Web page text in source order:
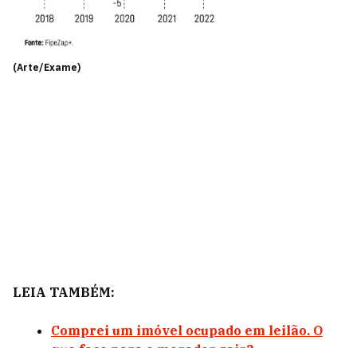
(Arte/Exame)
LEIA TAMBÉM:
Comprei um imóvel ocupado em leilão. O